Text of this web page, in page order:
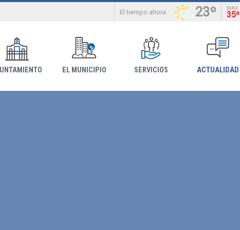
El tiempo ahora 23º MAX
35º
EL MUNICIPIO SERVICIOS ACTUALIDAD